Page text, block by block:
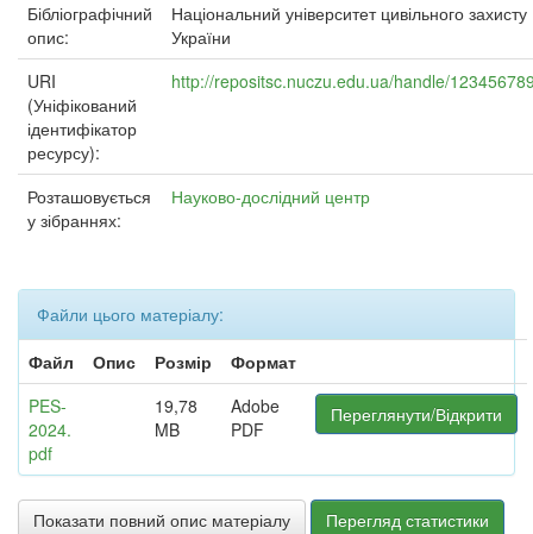
Бібліографічний
опис:
Національний університет цивільного захисту
України
URI
(Уніфікований
ідентифікатор
ресурсу):
http://repositsc.nuczu.edu.ua/handle/
Розташовується
у зібраннях:
Науково-дослідний центр
Файли цього матеріалу:
Файл
Опис Розмір
Формат
PES-
2024.
pdf
19,78
MB
Adobe
PDF
Переглянути/Відкрити
Показати повний опис матеріалу Перегляд статистики